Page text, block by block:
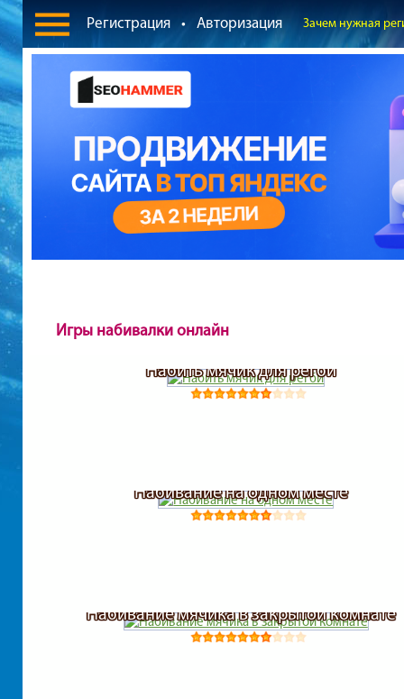
Регистрация • Авторизация Зачем нужная
Игры набивалки онлайн
Набить мячик для регби
Набивание на одном месте
Набивание мячика в закрытой комнате